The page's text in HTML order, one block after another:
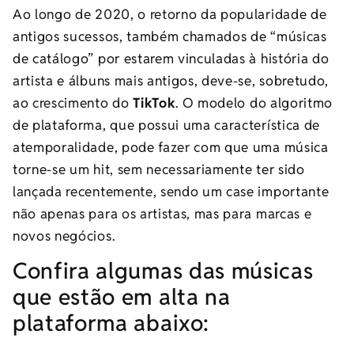
Ao longo de 2020, o retorno da popularidade de
antigos sucessos, também chamados de “músicas
de catálogo” por estarem vinculadas à história do
artista e álbuns mais antigos, deve-se, sobretudo,
ao crescimento doTikTok. O modelo do algoritmo
de plataforma, que possui uma característica de
atemporalidade, pode fazer com que uma música
torne-se um hit, sem necessariamente ter sido
lançada recentemente, sendo um case importante
não apenas para os artistas, mas para marcas e
novos negócios.
Confira algumas das músicas
que estão em alta na
plataforma abaixo: